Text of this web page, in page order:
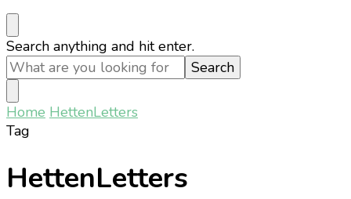
Looking
for
Something?
Search anything and hit enter.
Home HettenLetters
Tag
HettenLetters